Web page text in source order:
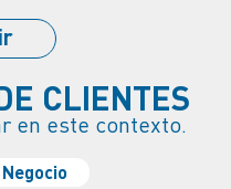
CLIENTES
en este contexto.